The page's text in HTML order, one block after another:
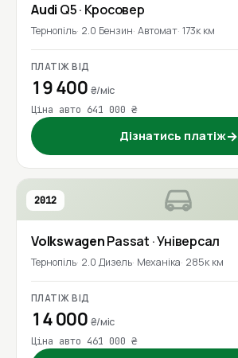
Audi Q5· Кросовер
Тернопіль 2.0 Бензин Автомат 173к км
ПЛАТІЖ ВІД
19 400 ₴/міс
Ціна авто 641 000 ₴
Дізнатись платіж→
2012
VolkswagenPassat · Універсал
Тернопіль 2.0 Дизель Механіка 285к км
ПЛАТІЖ ВІД
14 000 ₴/міс
Ціна авто 461 000 ₴